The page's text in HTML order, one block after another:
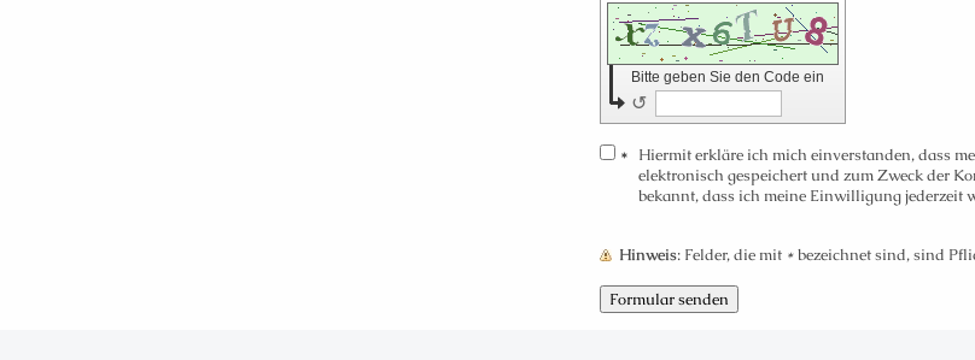
Bitte geben Sie den Code ein
↺
* Hiermit erkläre ich mich einverstanden, dass
elektronisch gespeichert und zum Zweck der
bekannt, dass ich meine Einwilligung jederzeit
Hinweis : Felder, die mit *bezeichnet sind, sind